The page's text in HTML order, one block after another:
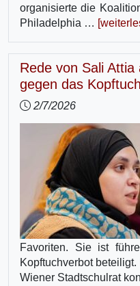
organisierte die
Philadelphia …
Rede von Sali
gegen das
2/7/2026
Favoriten. Sie ist
Kopftuchverbot
Wiener Stadtschulrat